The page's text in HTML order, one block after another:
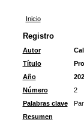
Inicio
Registro
Autor
Título
Año
Número
2
Palabras clave
Resumen